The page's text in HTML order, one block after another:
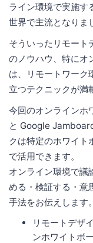
ライン環境で実施す
世界で主流となりま
そういったリモート
のノウハウ、特にオ
は、リモートワーク
立つテクニックが満
今回のオンラインホ
と Google
クは特定のホワイト
で活用できます。
オンライン環境で議
める・検証する・意
手法をお伝えします。
リモートデザ
ンホワイトボ